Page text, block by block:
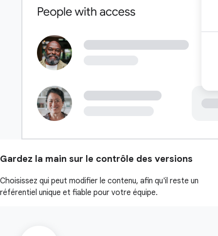
Gardez la main sur le contrôle des versions
Choisissez qui peut modifier le contenu, afin qu'il reste un
référentiel unique et fiable pour votre équipe.